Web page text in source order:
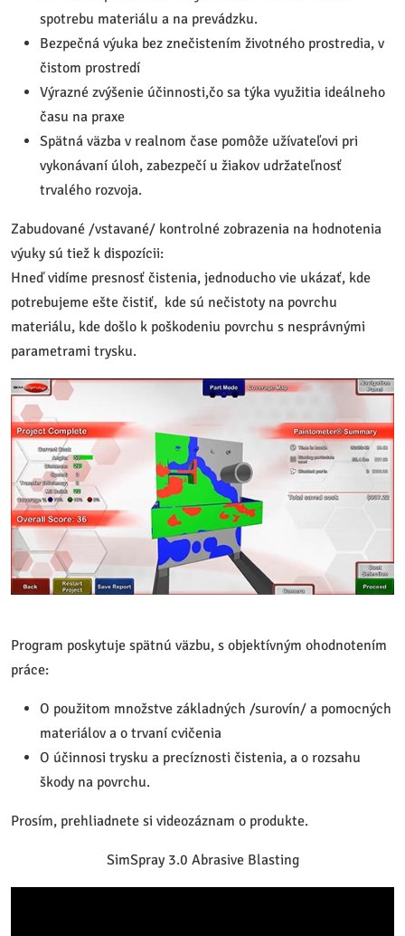
spotrebu materiálu a na prevádzku.
Bezpečná výuka bez znečistením životného prostredia, v
čistom prostredí
Výrazné zvýšenie účinnosti,čo sa týka využitia ideálneho
času na praxe
Spätná väzba v realnom čase pomôže užívateľovi pri
vykonávaní úloh, zabezpečí u žiakov udržateľnosť
trvalého rozvoja.
Zabudované /vstavané/ kontrolné zobrazenia na hodnotenia
výuky sú tiež k dispozícii:
Hneď vidíme presnosť čistenia, jednoducho vie ukázať, kde
potrebujeme ešte čistiť, kde sú nečistoty na povrchu
materiálu, kde došlo k poškodeniu povrchu s nesprávnými
parametrami trysku.
Program poskytuje spätnú väzbu, s objektívným ohodnotením
práce:
O použitom množstve základných /surovín/ a pomocných
materiálov a o trvaní cvičenia
O účinnosi trysku a precíznosti čistenia, a o rozsahu
škody na povrchu.
Prosím, prehliadnete si videozáznam o produkte.
SimSpray 3.0 Abrasive Blasting